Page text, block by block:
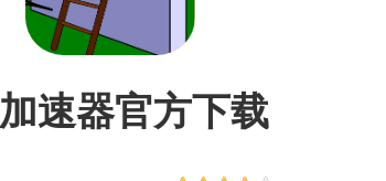
速器官方下载